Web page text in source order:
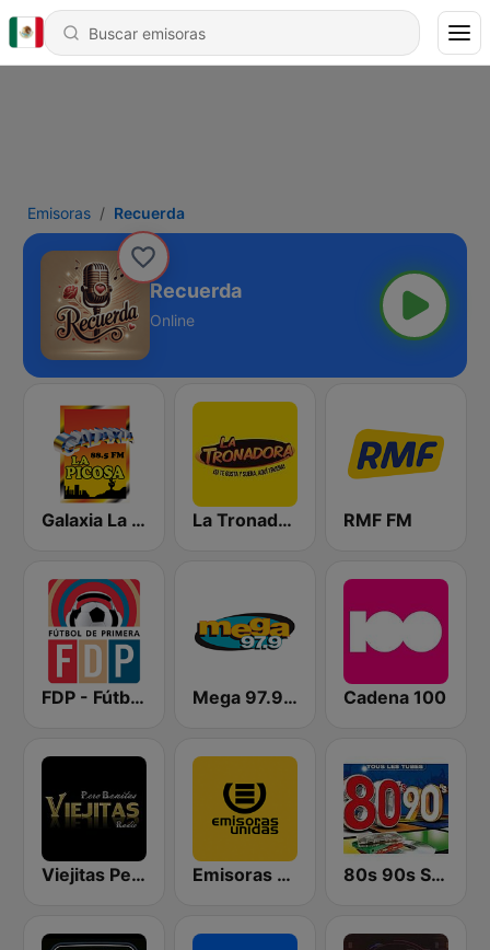
Emisoras Recuerda
Recuerda
Online
Galaxia La Picosa La Tronadora RMF FM
FDP - Fútbol de Primera Mega 97.9 FM Cadena 100
Viejitas Pero Bonitas Radio Emisoras Unidas 80s 90s Super Pop Hits